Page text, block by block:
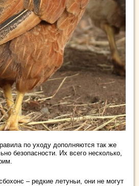
по уходу дополняются так же
безопасности. Их всего несколько,
– редкие летуньи, они не могут